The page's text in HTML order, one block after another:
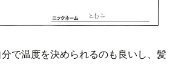
で温度を決められるのも良いし、髪